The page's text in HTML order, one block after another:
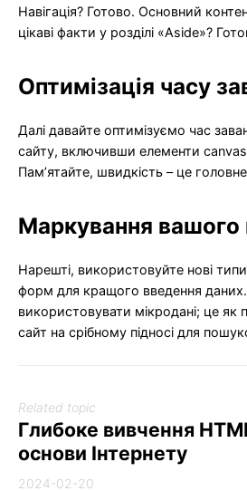
Навігація? Готово. Основний
цікаві факти у розділі «Aside»?
Оптимізація часу
Далі давайте оптимізуємо час
сайту, включивши елементи
Пам’ятайте, швидкість – це
Маркування вашого
Нарешті, використовуйте нові
форм для кращого введення
використовувати мікродані; це як
сайт на срібному підносі для
Related topic
Глибоке вивчення
основи Інтернету
2024-02-20